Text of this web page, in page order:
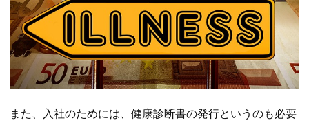
また、入社のためには、健康診断書の発行というのも必要